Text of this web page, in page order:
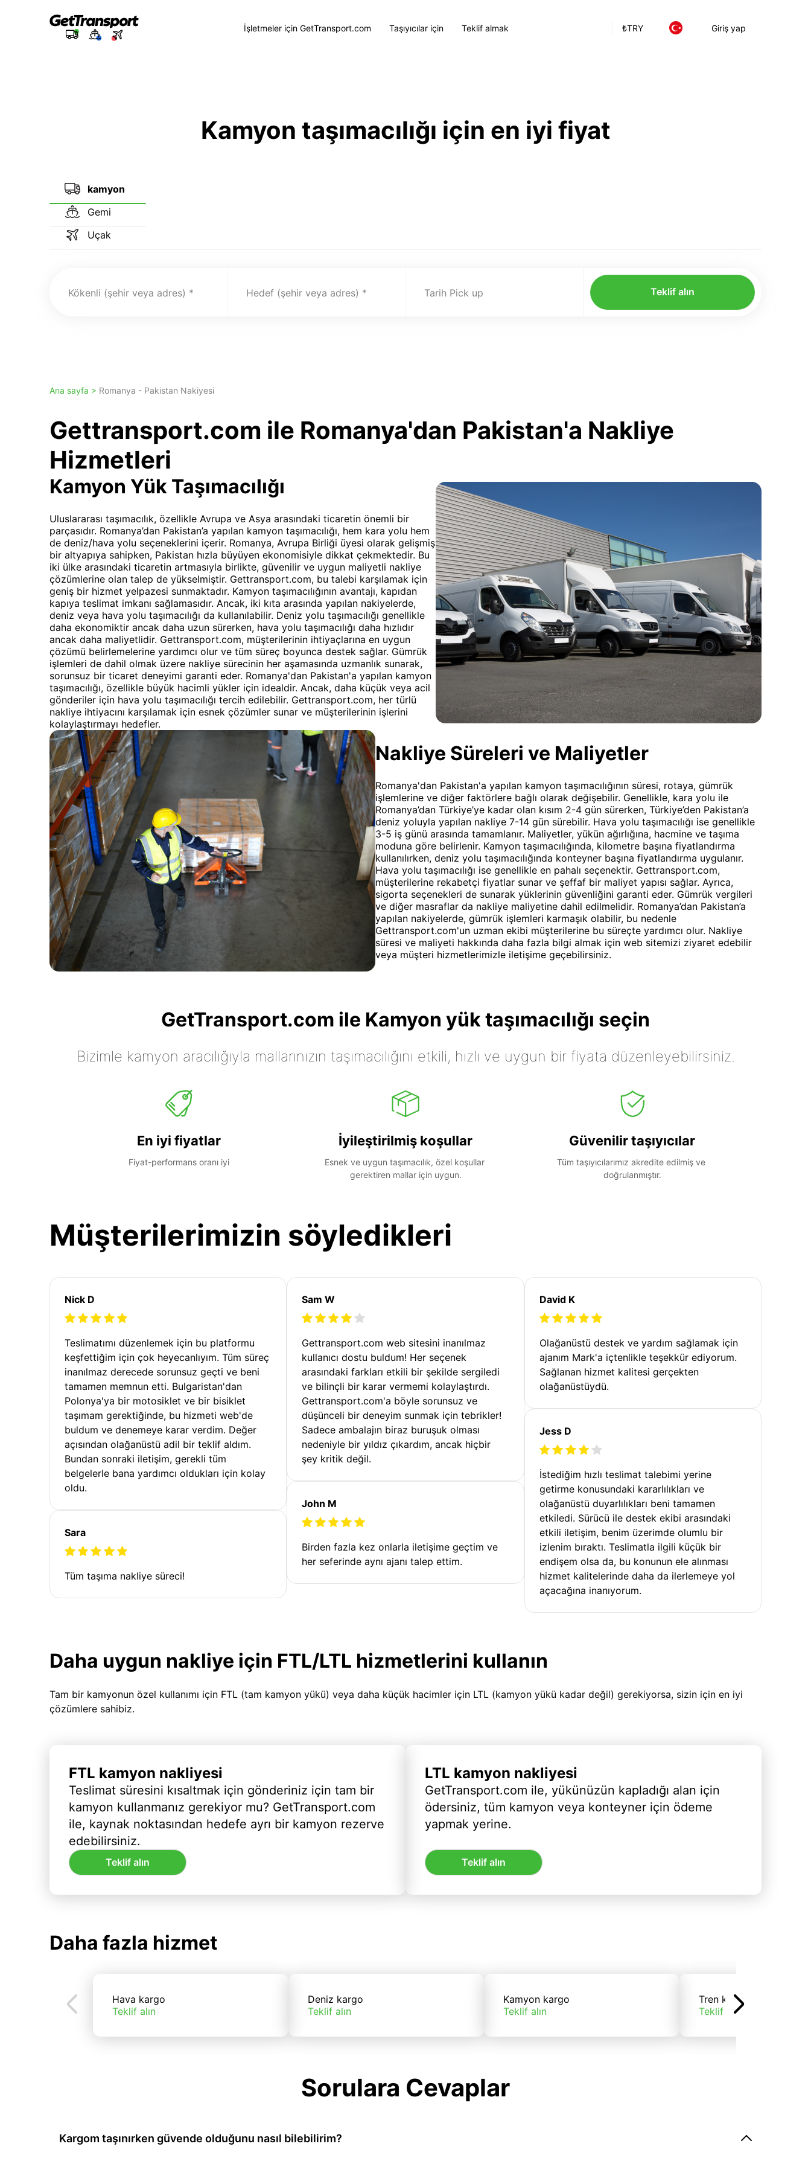
₺TRY Giriş yap
İşletmeler için GetTransport.com Taşıyıcılar için Teklif almak
Kamyon taşımacılığı için en iyi fiyat
kamyon
Gemi
Uçak
Kökenli (şehir veya adres) Hedef (şehir veya adres) Tarih Pick up Teklif alın
Ana sayfa > Romanya - Pakistan Nakiyesi
Gettransport.com ile Romanya'dan Pakistan'a Nakliye
Hizmetleri
Kamyon Yük Taşımacılığı
Uluslararası taşımacılık, özellikle Avrupa ve Asya arasındaki ticaretin önemli bir
parçasıdır. Romanya’dan Pakistan’a yapılan kamyon taşımacılığı, hem kara yolu hem
de deniz/hava yolu seçeneklerini içerir. Romanya, Avrupa Birliği üyesi olarak gelişmiş
bir altyapıya sahipken, Pakistan hızla büyüyen ekonomisiyle dikkat çekmektedir. Bu
iki ülke arasındaki ticaretin artmasıyla birlikte, güvenilir ve uygun maliyetli nakliye
çözümlerine olan talep de yükselmiştir. Gettransport.com, bu talebi karşılamak için
geniş bir hizmet yelpazesi sunmaktadır. Kamyon taşımacılığının avantajı, kapıdan
kapıya teslimat imkanı sağlamasıdır. Ancak, iki kıta arasında yapılan nakiyelerde,
deniz veya hava yolu taşımacılığı da kullanılabilir. Deniz yolu taşımacılığı genellikle
daha ekonomiktir ancak daha uzun sürerken, hava yolu taşımacılığı daha hızlıdır
ancak daha maliyetlidir. Gettransport.com, müşterilerinin ihtiyaçlarına en uygun
çözümü belirlemelerine yardımcı olur ve tüm süreç boyunca destek sağlar. Gümrük
işlemleri de dahil olmak üzere nakliye sürecinin her aşamasında uzmanlık sunarak,
sorunsuz bir ticaret deneyimi garanti eder. Romanya'dan Pakistan'a yapılan kamyon
taşımacılığı, özellikle büyük hacimli yükler için idealdir. Ancak, daha küçük veya acil
gönderiler için hava yolu taşımacılığı tercih edilebilir. Gettransport.com, her türlü
nakliye ihtiyacını karşılamak için esnek çözümler sunar ve müşterilerinin işlerini
kolaylaştırmayı hedefler.
Nakliye Süreleri ve Maliyetler
Romanya'dan Pakistan'a yapılan kamyon taşımacılığının süresi, rotaya, gümrük
işlemlerine ve diğer faktörlere bağlı olarak değişebilir. Genellikle, kara yolu ile
Romanya’dan Türkiye’ye kadar olan kısım 2-4 gün sürerken, Türkiye’den Pakistan’a
deniz yoluyla yapılan nakliye 7-14 gün sürebilir. Hava yolu taşımacılığı ise genellikle
3-5 iş günü arasında tamamlanır. Maliyetler, yükün ağırlığına, hacmine ve taşıma
moduna göre belirlenir. Kamyon taşımacılığında, kilometre başına fiyatlandırma
kullanılırken, deniz yolu taşımacılığında konteyner başına fiyatlandırma uygulanır.
Hava yolu taşımacılığı ise genellikle en pahalı seçenektir. Gettransport.com,
müşterilerine rekabetçi fiyatlar sunar ve şeffaf bir maliyet yapısı sağlar. Ayrıca,
sigorta seçenekleri de sunarak yüklerinin güvenliğini garanti eder. Gümrük vergileri
ve diğer masraflar da nakliye maliyetine dahil edilmelidir. Romanya’dan Pakistan’a
yapılan nakiyelerde, gümrük işlemleri karmaşık olabilir, bu nedenle
Gettransport.com'un uzman ekibi müşterilerine bu süreçte yardımcı olur. Nakliye
süresi ve maliyeti hakkında daha fazla bilgi almak için web sitemizi ziyaret edebilir
veya müşteri hizmetlerimizle iletişime geçebilirsiniz.
GetTransport.com ile Kamyon yük taşımacılığı seçin
Bizimle kamyon aracılığıyla mallarınızın taşımacılığını etkili, hızlı ve uygun bir fiyata düzenleyebilirsiniz.
En iyi fiyatlar
Fiyat-performans oranı iyi
İyileştirilmiş koşullar
Esnek ve uygun taşımacılık, özel koşullar
gerektiren mallar için uygun.
Güvenilir taşıyıcılar
Tüm taşıyıcılarımız akredite edilmiş ve
doğrulanmıştır.
Müşterilerimizin söyledikleri
Nick D
Teslimatımı düzenlemek için bu platformu
keşfettiğim için çok heyecanlıyım. Tüm süreç
inanılmaz derecede sorunsuz geçti ve beni
tamamen memnun etti. Bulgaristan'dan
Polonya'ya bir motosiklet ve bir bisiklet
taşımam gerektiğinde, bu hizmeti web'de
buldum ve denemeye karar verdim. Değer
açısından olağanüstü adil bir teklif aldım.
Bundan sonraki iletişim, gerekli tüm
belgelerle bana yardımcı oldukları için kolay
oldu.
Sara
Tüm taşıma nakliye süreci!
Sam W
Gettransport.com web sitesini inanılmaz
kullanıcı dostu buldum! Her seçenek
arasındaki farkları etkili bir şekilde sergiledi
ve bilinçli bir karar vermemi kolaylaştırdı.
Gettransport.com'a böyle sorunsuz ve
düşünceli bir deneyim sunmak için tebrikler!
Sadece ambalajın biraz buruşuk olması
nedeniyle bir yıldız çıkardım, ancak hiçbir
şey kritik değil.
John M
Birden fazla kez onlarla iletişime geçtim ve
her seferinde aynı ajanı talep ettim.
David K
Olağanüstü destek ve yardım sağlamak için
ajanım Mark'a içtenlikle teşekkür ediyorum.
Sağlanan hizmet kalitesi gerçekten
olağanüstüydü.
Jess D
İstediğim hızlı teslimat talebimi yerine
getirme konusundaki kararlılıkları ve
olağanüstü duyarlılıkları beni tamamen
etkiledi. Sürücü ile destek ekibi arasındaki
etkili iletişim, benim üzerimde olumlu bir
izlenim bıraktı. Teslimatla ilgili küçük bir
endişem olsa da, bu konunun ele alınması
hizmet kalitelerinde daha da ilerlemeye yol
açacağına inanıyorum.
Daha uygun nakliye için FTL/LTL hizmetlerini kullanın
Tam bir kamyonun özel kullanımı için FTL (tam kamyon yükü) veya daha küçük hacimler için LTL (kamyon yükü kadar değil) gerekiyorsa, sizin için en iyi
çözümlere sahibiz.
FTL kamyon nakliyesi
Teslimat süresini kısaltmak için gönderiniz için tam bir
kamyon kullanmanız gerekiyor mu? GetTransport.com
ile, kaynak noktasından hedefe ayrı bir kamyon rezerve
edebilirsiniz.
Teklif alın
LTL kamyon nakliyesi
GetTransport.com ile, yükünüzün kapladığı alan için
ödersiniz, tüm kamyon veya konteyner için ödeme
yapmak yerine.
Teklif alın
Daha fazla hizmet
Hava kargo
Teklif alın
Deniz kargo
Teklif alın
Kamyon kargo
Teklif alın
Tren kargo
Teklif alın
Sorulara Cevaplar
Kargom taşınırken güvende olduğunu nasıl bilebilirim?